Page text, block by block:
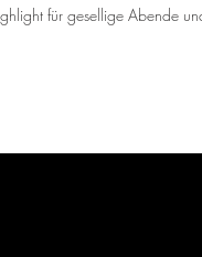
für gesellige Abende